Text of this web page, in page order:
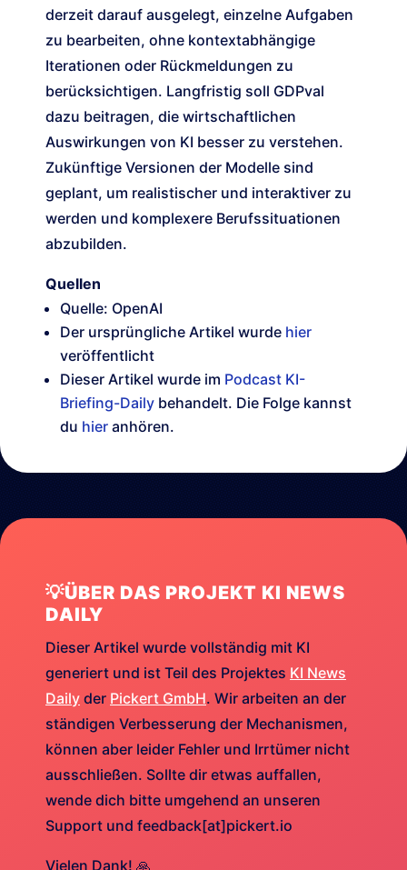
derzeit darauf ausgelegt, einzelne Aufgaben
zu bearbeiten, ohne kontextabhängige
Iterationen oder Rückmeldungen zu
berücksichtigen. Langfristig soll GDPval
dazu beitragen, die wirtschaftlichen
Auswirkungen von KI besser zu verstehen.
Zukünftige Versionen der Modelle sind
geplant, um realistischer und interaktiver zu
werden und komplexere Berufssituationen
abzubilden.
Quellen
Quelle: OpenAI
Der ursprüngliche Artikel wurde hier
veröffentlicht
Dieser Artikel wurde im Podcast KI-
Briefing-Daily behandelt. Die Folge kannst
du hier anhören.
💡ÜBER DAS PROJEKT KI NEWS
DAILY
Dieser Artikel wurde vollständig mit KI
generiert und ist Teil des Projektes KI News
Daily der Pickert GmbH. Wir arbeiten an der
ständigen Verbesserung der Mechanismen,
können aber leider Fehler und Irrtümer nicht
ausschließen. Sollte dir etwas auffallen,
wende dich bitte umgehend an unseren
Support und feedback[at]pickert.io
Vielen Dank! 🙏